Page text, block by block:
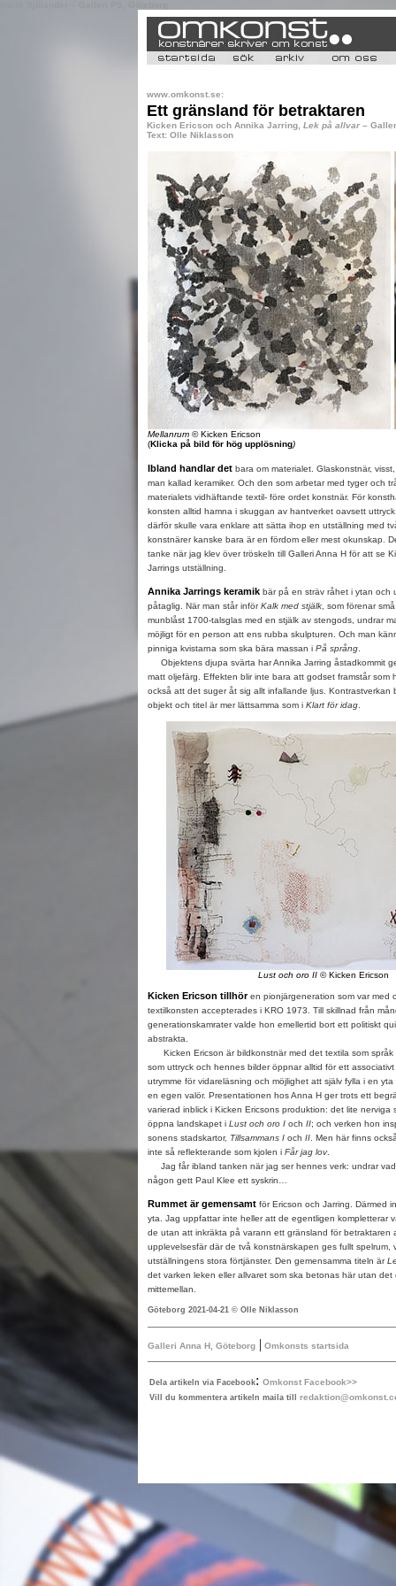
www.omkonst.se:
Ett gränsland för betraktaren
Kicken Ericson och Annika Jarring, Lek på allvar–
Text: Olle Niklasson
Mellanrum © Kicken Ericson
(Klicka på bild för hög upplösning)
Ibland handlar det bara om materialet. Glaskonstnär,
man kallad keramiker. Och den som arbetar med tyger och
materialets vidhäftande textil- före ordet konstnär. För
konsten alltid hamna i skuggan av hantverket oavsett
därför skulle vara enklare att sätta ihop en utställning med
konstnärer kanske bara är en fördom eller mest okunskap.
tanke när jag klev över tröskeln till Galleri Anna H för att se
Jarrings utställning.
Annika Jarrings keramikbär på en sträv råhet i ytan och
påtaglig. När man står införKalk med stjälk, som förenar
munblåst 1700-talsglas med en stjälk av stengods, undrar
möjligt för en person att ens rubba skulpturen. Och man
pinniga kvistarna som ska bära massan i På språng.
Objektens djupa svärta har Annika Jarring åstadkommit
matt oljefärg. Effekten blir inte bara att godset framstår som
också att det suger åt sig allt infallande ljus. Kontrastverkan
objekt och titel är mer lättsamma som i Klart för idag.
Lust och oro II © Kicken Ericson
Kicken Ericson tillhören pionjärgeneration som var med
textilkonsten accepterades i KRO 1973. Till skillnad från
generationskamrater valde hon emellertid bort ett politiskt
abstrakta.
Kicken Ericson är bildkonstnär med det textila som språk
som uttryck och hennes bilder öppnar alltid för ett
utrymme för vidareläsning och möjlighet att själv fylla i en
en egen valör. Presentationen hos Anna H ger trots ett
varierad inblick i Kicken Ericsons produktion: det lite nerviga
öppna landskapet i Lust och oro Ioch II; och verken hon
sonens stadskartor, Tillsammans Ioch II. Men här finns
inte så reflekterande som kjolen i Får jag lov.
Jag får ibland tanken när jag ser hennes verk: undrar
någon gett Paul Klee ett syskrin…
Rummet är gemensamtför Ericson och Jarring. Därmed
yta. Jag uppfattar inte heller att de egentligen kompletterar
de utan att inkräkta på varann ett gränsland för betraktaren
upplevelsesfär där de två konstnärskapen ges fullt spelrum,
utställningens stora förtjänster. Den gemensamma titeln är
det varken leken eller allvaret som ska betonas här utan det
mittemellan.
Göteborg 2021-04-21 © Olle Niklasson
Galleri Anna H, Göteborg | Omkonsts startsida
Dela artikeln via Facebook: Omkonst Facebook>>
Vill du kommentera artikeln maila till